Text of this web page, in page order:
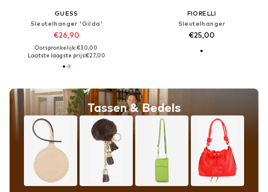
GUESS
Sleutelhanger 'Gilda'
€26,90
Oorspronkelijk: €30,00
Laatste laagste prijs:€27,00
Tassen & Bedels
FIORELLI
Sleutelhanger
€25,00